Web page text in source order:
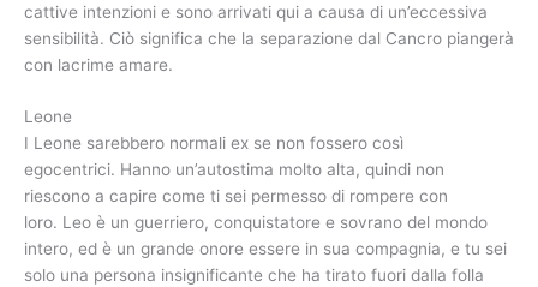
cattive intenzioni e sono arrivati ​​qui a causa di un’eccessiva
sensibilità. Ciò significa che la separazione dal Cancro piangerà
con lacrime amare.
Leone
I Leone sarebbero normali ex se non fossero così
egocentrici. Hanno un’autostima molto alta, quindi non
riescono a capire come ti sei permesso di rompere con
loro. Leo è un guerriero, conquistatore e sovrano del mondo
intero, ed è un grande onore essere in sua compagnia, e tu sei
solo una persona insignificante che ha tirato fuori dalla folla